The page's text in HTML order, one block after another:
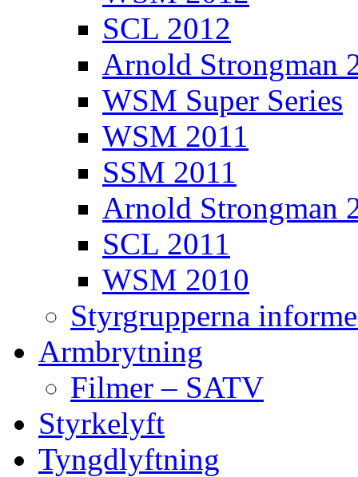
SCL 2012
Arnold Strongman
WSM Super Series
WSM 2011
SSM 2011
Arnold Strongman
SCL 2011
WSM 2010
Styrgrupperna
Armbrytning
Filmer – SATV
Styrkelyft
Tyngdlyftning